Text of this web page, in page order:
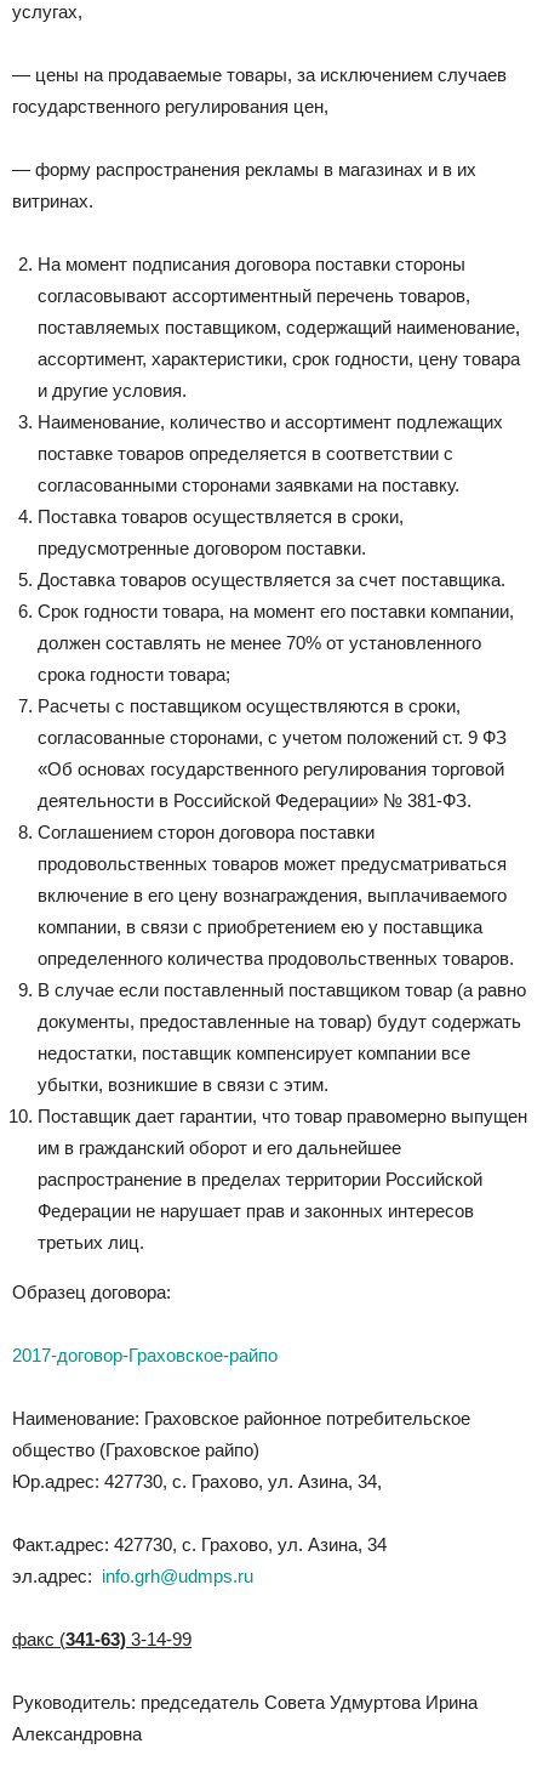
услугах,
— цены на продаваемые товары, за исключением случаев
государственного регулирования цен,
— форму распространения рекламы в магазинах и в их
витринах.
На момент подписания договора поставки стороны
согласовывают ассортиментный перечень товаров,
поставляемых поставщиком, содержащий наименование,
ассортимент, характеристики, срок годности, цену товара
и другие условия.
Наименование, количество и ассортимент подлежащих
поставке товаров определяется в соответствии с
согласованными сторонами заявками на поставку.
Поставка товаров осуществляется в сроки,
предусмотренные договором поставки.
Доставка товаров осуществляется за счет поставщика.
Срок годности товара, на момент его поставки компании,
должен составлять не менее 70% от установленного
срока годности товара;
Расчеты с поставщиком осуществляются в сроки,
согласованные сторонами, с учетом положений ст. 9 ФЗ
«Об основах государственного регулирования торговой
деятельности в Российской Федерации» № 381-ФЗ.
Соглашением сторон договора поставки
продовольственных товаров может предусматриваться
включение в его цену вознаграждения, выплачиваемого
компании, в связи с приобретением ею у поставщика
определенного количества продовольственных товаров.
В случае если поставленный поставщиком товар (а равно
документы, предоставленные на товар) будут содержать
недостатки, поставщик компенсирует компании все
убытки, возникшие в связи с этим.
Поставщик дает гарантии, что товар правомерно выпущен
им в гражданский оборот и его дальнейшее
распространение в пределах территории Российской
Федерации не нарушает прав и законных интересов
третьих лиц.
Образец договора:
2017-договор-Граховское-райпо
Наименование: Граховское районное потребительское
общество (Граховское райпо)
Юр.адрес: 427730, с. Грахово, ул. Азина, 34,
Факт.адрес: 427730, с. Грахово, ул. Азина, 34
эл.адрес: info.grh@udmps.ru
факс (341-63) 3-14-99
Руководитель: председатель Совета Удмуртова Ирина
Александровна